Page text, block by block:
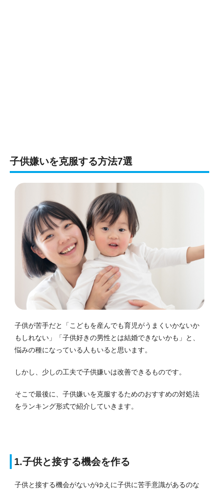
子供嫌いを克服する方法7選
子供が苦手だと「こどもを産んでも育児がうまくいかないか
もしれない」「子供好きの男性とは結婚できないかも」と、
悩みの種になっている人もいると思います。
しかし、少しの工夫で子供嫌いは改善できるものです。
そこで最後に、子供嫌いを克服するためのおすすめの対処法
をランキング形式で紹介していきます。
1.子供と接する機会を作る
子供と接する機会がないがゆえに子供に苦手意識があるのな